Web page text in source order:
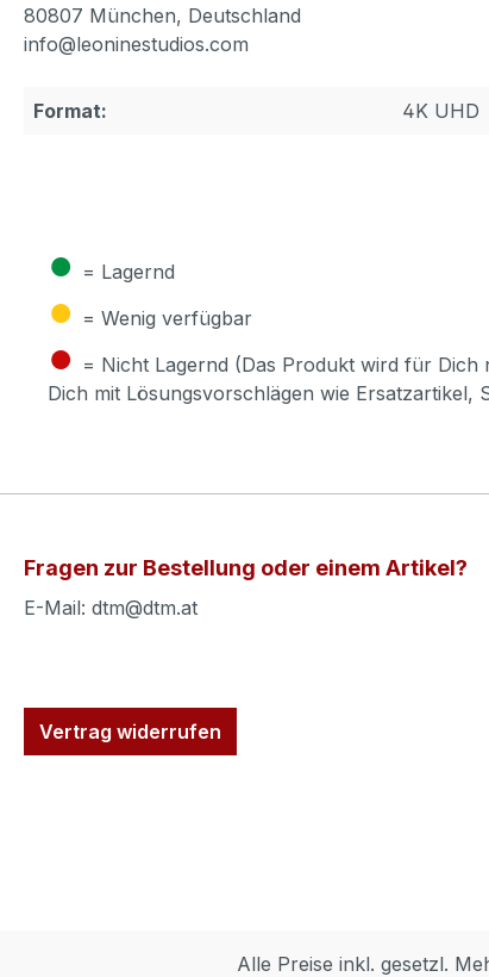
80807 München, Deutschland
info@leoninestudios.com
Format: 4K UHD
● = Lagernd
● = Wenig verfügbar
● = Nicht Lagernd (Das Produkt wird für Dich
Dich mit Lösungsvorschlägen wie Ersatzartikel,
Fragen zur Bestellung oder einem Artikel?
E-Mail: dtm@dtm.at
Vertrag widerrufen
Alle Preise inkl. gesetzl.